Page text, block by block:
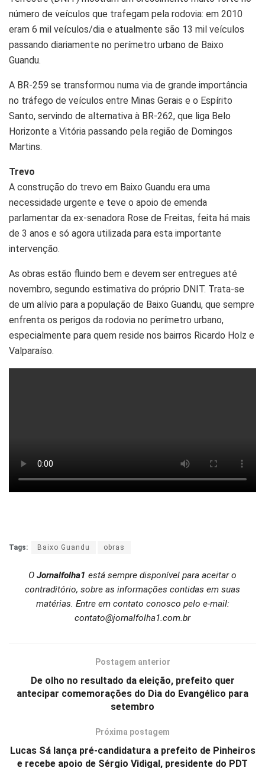
número de veículos que trafegam pela rodovia: em 2010
eram 6 mil veículos/dia e atualmente são 13 mil veículos
passando diariamente no perímetro urbano de Baixo
Guandu.
A BR-259 se transformou numa via de grande importância
no tráfego de veículos entre Minas Gerais e o Espírito
Santo, servindo de alternativa à BR-262, que liga Belo
Horizonte a Vitória passando pela região de Domingos
Martins.
Trevo
A construção do trevo em Baixo Guandu era uma
necessidade urgente e teve o apoio de emenda
parlamentar da ex-senadora Rose de Freitas, feita há mais
de 3 anos e só agora utilizada para esta importante
intervenção.
As obras estão fluindo bem e devem ser entregues até
novembro, segundo estimativa do próprio DNIT. Trata-se
de um alívio para a população de Baixo Guandu, que sempre
enfrenta os perigos da rodovia no perímetro urbano,
especialmente para quem reside nos bairros Ricardo Holz e
Valparaíso.
Tags: Baixo Guandu obras
O Jornalfolha1 está sempre disponível para aceitar o
contraditório, sobre as informações contidas em suas
matérias. Entre em contato conosco pelo e-mail:
contato@jornalfolha1.com.br
Postagem anterior
De olho no resultado da eleição, prefeito quer
antecipar comemorações do Dia do Evangélico para
setembro
Próxima postagem
Lucas Sá lança pré-candidatura a prefeito de Pinheiros
e recebe apoio de Sérgio Vidigal, presidente do PDT